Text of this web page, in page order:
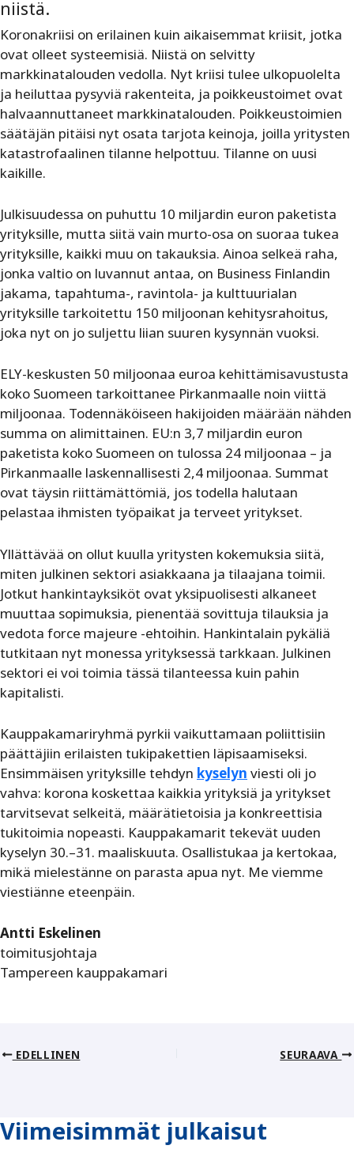
niistä.
Koronakriisi on erilainen kuin aikaisemmat kriisit, jotka
ovat olleet systeemisiä. Niistä on selvitty
markkinatalouden vedolla. Nyt kriisi tulee ulkopuolelta
ja heiluttaa pysyviä rakenteita, ja poikkeustoimet ovat
halvaannuttaneet markkinatalouden. Poikkeustoimien
säätäjän pitäisi nyt osata tarjota keinoja, joilla yritysten
katastrofaalinen tilanne helpottuu. Tilanne on uusi
kaikille.
Julkisuudessa on puhuttu 10 miljardin euron paketista
yrityksille, mutta siitä vain murto-osa on suoraa tukea
yrityksille, kaikki muu on takauksia. Ainoa selkeä raha,
jonka valtio on luvannut antaa, on Business Finlandin
jakama, tapahtuma-, ravintola- ja kulttuurialan
yrityksille tarkoitettu 150 miljoonan kehitysrahoitus,
joka nyt on jo suljettu liian suuren kysynnän vuoksi.
ELY-keskusten 50 miljoonaa euroa kehittämisavustusta
koko Suomeen tarkoittanee Pirkanmaalle noin viittä
miljoonaa. Todennäköiseen hakijoiden määrään nähden
summa on alimittainen. EU:n 3,7 miljardin euron
paketista koko Suomeen on tulossa 24 miljoonaa – ja
Pirkanmaalle laskennallisesti 2,4 miljoonaa. Summat
ovat täysin riittämättömiä, jos todella halutaan
pelastaa ihmisten työpaikat ja terveet yritykset.
Yllättävää on ollut kuulla yritysten kokemuksia siitä,
miten julkinen sektori asiakkaana ja tilaajana toimii.
Jotkut hankintayksiköt ovat yksipuolisesti alkaneet
muuttaa sopimuksia, pienentää sovittuja tilauksia ja
vedota force majeure -ehtoihin. Hankintalain pykäliä
tutkitaan nyt monessa yrityksessä tarkkaan. Julkinen
sektori ei voi toimia tässä tilanteessa kuin pahin
kapitalisti.
Kauppakamariryhmä pyrkii vaikuttamaan poliittisiin
päättäjiin erilaisten tukipakettien läpisaamiseksi.
Ensimmäisen yrityksille tehdyn kyselyn viesti oli jo
vahva: korona koskettaa kaikkia yrityksiä ja yritykset
tarvitsevat selkeitä, määrätietoisia ja konkreettisia
tukitoimia nopeasti. Kauppakamarit tekevät uuden
kyselyn 30.–31. maaliskuuta. Osallistukaa ja kertokaa,
mikä mielestänne on parasta apua nyt. Me viemme
viestiänne eteenpäin.
Antti Eskelinen
toimitusjohtaja
Tampereen kauppakamari
EDELLINEN SEURAAVA
Viimeisimmät julkaisut